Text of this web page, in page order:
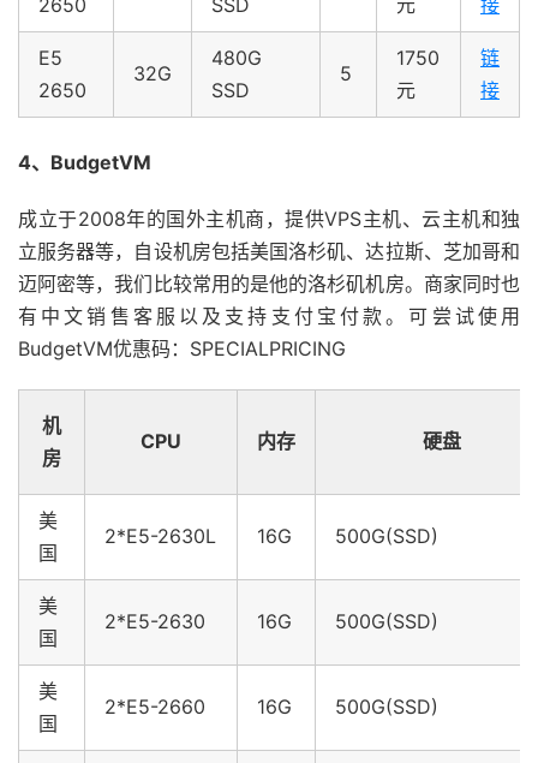
2650 SSD 元 接
E5
2650
32G
480G
SSD
5
1750
元
链
接
4、BudgetVM
成立于2008年的国外主机商，提供VPS主机、云主机和独
立服务器等，自设机房包括美国洛杉矶、达拉斯、芝加哥和
迈阿密等，我们比较常用的是他的洛杉矶机房。商家同时也
有中文销售客服以及支持支付宝付款。可尝试使用
BudgetVM优惠码：SPECIALPRICING
机
房
CPU 内存 硬盘
美
国
2*E5-2630L 16G 500G(SSD)
美
国
2*E5-2630 16G 500G(SSD)
美
国
2*E5-2660 16G 500G(SSD)